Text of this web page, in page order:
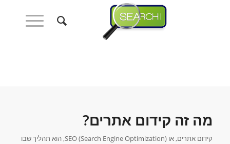
מה זה קידום אתרים?
קידום אתרים, או SEO (Search Engine Optimization), הוא תהליך שבו